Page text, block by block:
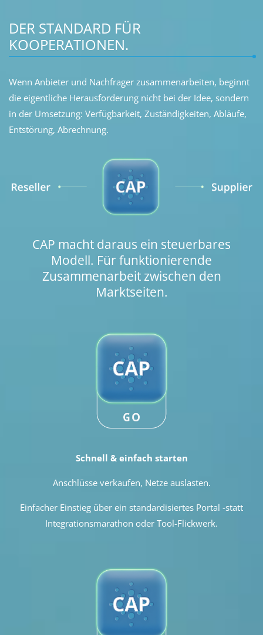
DER STANDARD FÜR
KOOPERATIONEN.
Wenn Anbieter und Nachfrager zusammenarbeiten, beginnt
die eigentliche Herausforderung nicht bei der Idee, sondern
in der Umsetzung: Verfügbarkeit, Zuständigkeiten, Abläufe,
Entstörung, Abrechnung.
CAP macht daraus ein steuerbares
Modell. Für funktionierende
Zusammenarbeit zwischen den
Marktseiten.
Schnell & einfach starten
Anschlüsse verkaufen, Netze auslasten.
Einfacher Einstieg über ein standardisiertes Portal -statt
Integrationsmarathon oder Tool-Flickwerk.